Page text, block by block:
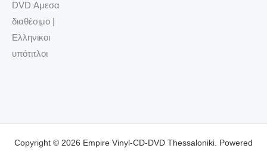
DVD Αμεσα
διαθέσιμο |
Ελληνικοι
υπότιτλοι
Copyright © 2026 Empire Vinyl-CD-DVD Thessaloniki. Powered